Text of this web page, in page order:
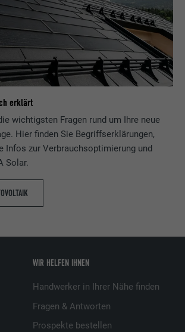
erklärt
wichtigsten Fragen rund um Ihre neue
Hier finden Sie Begriffserklärungen,
Infos zur Verbrauchsoptimierung und
Solar.
WIR HELFEN IHNEN
Handwerker in Ihrer Nähe finden
Fragen & Antworten
Prospekte bestellen
bcookie
LinkedIn
2 Jahre
Verwendet vom Social-Networking-Dienst
LinkedIn für die Verfolgung der
Verwendung von eingebetteten
Dienstleistungen.
bscookie
LinkedIn für die Verfolgung der
Verwendung von eingebetteten
Dienstleistungen.